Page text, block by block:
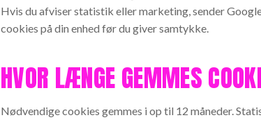
Hvis du afviser statistik eller marketing, sender
cookies på din enhed før du giver samtykke.
HVOR LÆNGE GEMMES
Nødvendige cookies gemmes i op til 12 måneder.